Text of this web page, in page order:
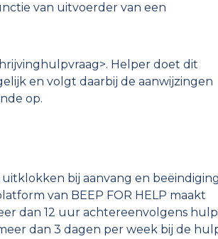
van uitvoerder van een
Helper doet dit
en volgt daarbij de aanwijzingen
op.
bij aanvang en
van BEEP FOR HELP maakt
dan 12 uur achtereenvolgens hulp
dan 3 dagen per week bij de